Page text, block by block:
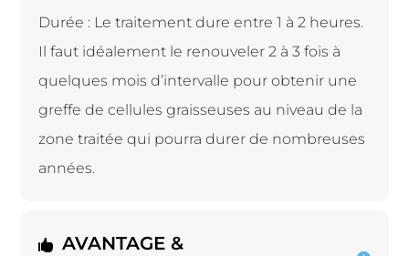
Durée : Le traitement dure entre 1 à 2 heures.
Il faut idéalement le renouveler 2 à 3 fois à
quelques mois d’intervalle pour obtenir une
greffe de cellules graisseuses au niveau de la
zone traitée qui pourra durer de nombreuses
années.
AVANTAGE &